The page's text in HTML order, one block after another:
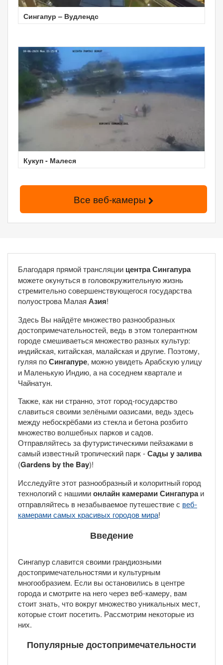
Сингапур – Вудлендс
Кукуп - Малеся
Все веб-камеры
Благодаря прямой трансляции центра Сингапура
можете окунуться в головокружительную жизнь
стремительно совершенствующегося государства
полуострова Малая Азия!
Здесь Вы найдёте множество разнообразных
достопримечательностей, ведь в этом толерантном
городе смешиваеться множество разных культур:
индийская, китайская, малайская и другие. Поэтому,
гуляя поСингапуре, можно увидеть Арабскую улицу
и Маленькую Индию, а на соседнем квартале и
Чайнатун.
Также, как ни странно, этот город-государство
славиться своими зелёными оазисами, ведь здесь
между небоскрёбами из стекла и бетона розбито
множество волшебных парков и садов.
Отправляйтесь за футуристическими пейзажами в
самый известный тропический парк -Сады у залива
(Gardens by the Bay)!
Исследуйте этот разнообразный и колоритный город
технологий с нашимионлайн камерами Сингапураи
отправляйтесь в незабываемое путешествие с веб-
камерамисамых красивых городов мира!
Введение
Сингапур славится своими грандиозными
достопримечательностями и культурным
многообразием. Если вы остановились в центре
города и смотрите на него через веб-камеру, вам
стоит знать, что вокруг множество уникальных мест,
которые стоит посетить. Рассмотрим некоторые из
них.
Популярные достопримечательности